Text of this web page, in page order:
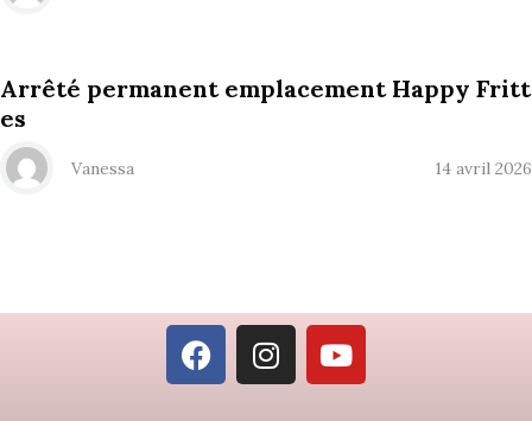
Arrêté permanent emplacement Happy Fritt
es
Vanessa 14 avril 2026